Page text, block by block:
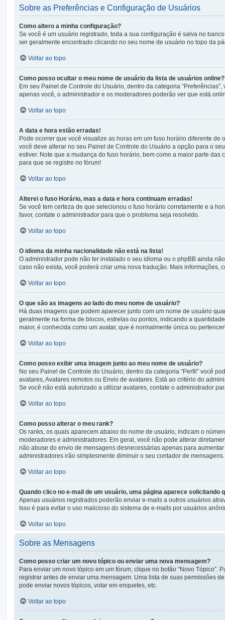
Sobre as Preferências e Configuração de Usuários
Como altero a minha configuração?
Se você é um usuário registrado, toda a sua configuração é salva no
ser geralmente encontrado clicando no seu nome de usuário no topo da
Voltar ao topo
Como posso ocultar o meu nome de usuário da lista de usuários online?
Em seu Painel de Controle do Usuário, dentro da categoria
apenas você, o administrador e os moderadores poderão ver que está
Voltar ao topo
A data e hora estão erradas!
Pode ocorrer que você visualize as horas em um fuso horário diferente
você deve alterar no seu Painel de Controle do Usuário a opção para o
estiver. Note que a mudança do fuso horário, bem como a maior parte
para que se registre no fórum!
Voltar ao topo
Alterei o fuso Horário, mas a data e hora continuam erradas!
Se você tem certeza de que selecionou o fuso horário corretamente e a
favor, contate o administrador para que o problema seja resolvido.
Voltar ao topo
O idioma da minha nacionalidade não está na lista!
O administrador pode não ter instalado o seu idioma ou o phpBB ainda
caso não exista, você poderá criar uma nova tradução. Mais informações,
Voltar ao topo
O que são as imagens ao lado do meu nome de usuário?
Há duas imagens que podem aparecer junto com um nome de usuário
geralmente na forma de blocos, estrelas ou pontos, indicando a
maior, é conhecida como um avatar, que é normalmente única ou
Voltar ao topo
Como posso exibir uma imagem junto ao meu nome de usuário?
No seu Painel de Controle do Usuário, dentro da categoria “Perfil” você
avatares, Avatares remotos ou Envio de avatares. Está ao critério do
Se você não está autorizado a utilizar avatares, contate o administrador
Voltar ao topo
Como posso alterar o meu rank?
Os ranks, os quais aparecem abaixo do nome de usuário, indicam o
moderadores e administradores. Em geral, você não pode alterar
não abuse do envio de mensagens desnecessárias apenas para
administradores irão simplesmente diminuir o seu contador de mensagens.
Voltar ao topo
Quando clico no e-mail de um usuário, uma página aparece solicitando
Apenas usuários registrados poderão enviar e-mails a outros usuários
Isso é para evitar o uso malicioso do sistema de e-mails por usuários
Voltar ao topo
Sobre as Mensagens
Como posso criar um novo tópico ou enviar uma nova mensagem?
Para enviar um novo tópico em um fórum, clique no botão “Novo Tópico”.
registrar antes de enviar uma mensagem. Uma lista de suas permissões
pode enviar novos tópicos, votar em enquetes, etc.
Voltar ao topo